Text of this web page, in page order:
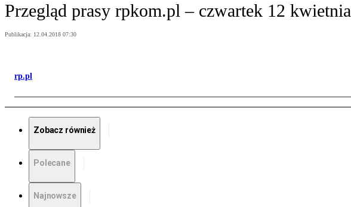
Przegląd prasy rpkom.pl – czwartek 12 kwietnia
Publikacja: 12.04.2018 07:30
rp.pl
Zobacz również
Polecane
Najnowsze